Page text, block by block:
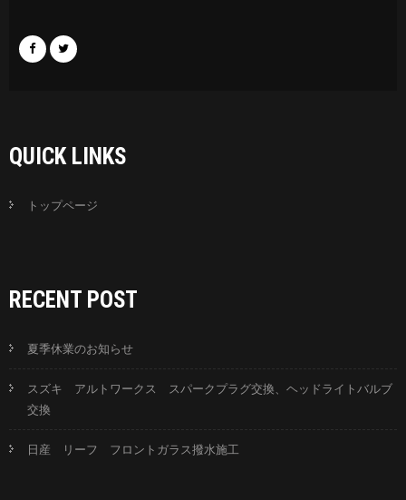
QUICK LINKS
トップページ
RECENT POST
夏季休業のお知らせ
スズキ アルトワークス スパークプラグ交換、ヘッドライトバルブ
交換
日産 リーフ フロントガラス撥水施工